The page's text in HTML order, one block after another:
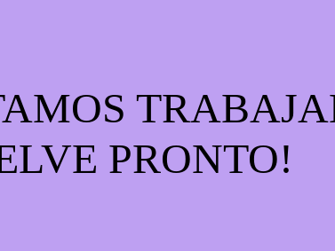
PRONTO!